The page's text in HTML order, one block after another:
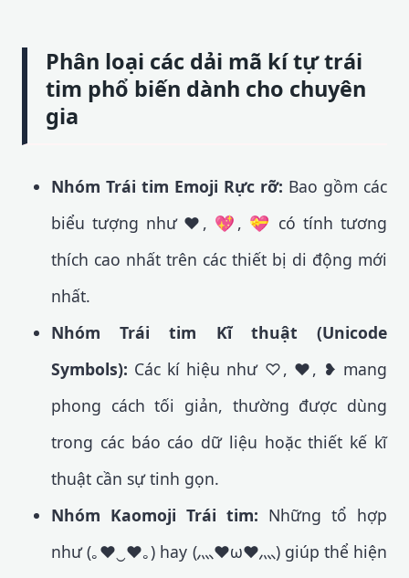
Phân loại các dải mã kí tự trái
tim phổ biến dành cho chuyên
gia
Nhóm Trái tim Emoji Rực rỡ: Bao gồm các
biểu tượng như ❤️, 💖, 💝 có tính tương
thích cao nhất trên các thiết bị di động mới
nhất.
Nhóm Trái tim Kĩ thuật (Unicode
Symbols): Các kí hiệu như ♡, ♥, ❥ mang
phong cách tối giản, thường được dùng
trong các báo cáo dữ liệu hoặc thiết kế kĩ
thuật cần sự tinh gọn.
Nhóm Kaomoji Trái tim: Những tổ hợp
như (｡♥‿♥｡) hay (灬♥ω♥灬) giúp thể hiện